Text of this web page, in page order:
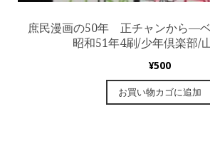
庶民漫画の50年 正チャンから—
昭和51年4刷/少年倶楽部/
¥500
お買い物カゴに追加